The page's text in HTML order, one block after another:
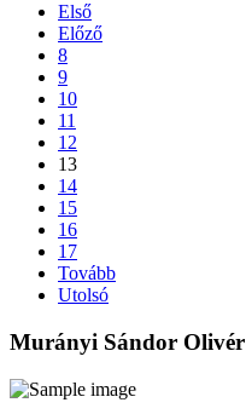
Első
Előző
8
9
10
11
12
13
14
15
16
17
Tovább
Utolsó
Murányi Sándor Olivér